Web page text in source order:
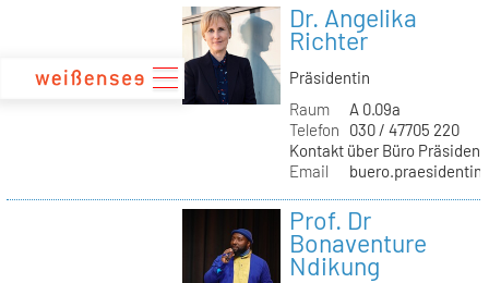
Dr. Angelika
Richter
Präsidentin
Raum
A 0.09a
Telefon
030 / 47705 220
Kontakt über Büro
Email
Prof. Dr
Bonaventure
Ndikung